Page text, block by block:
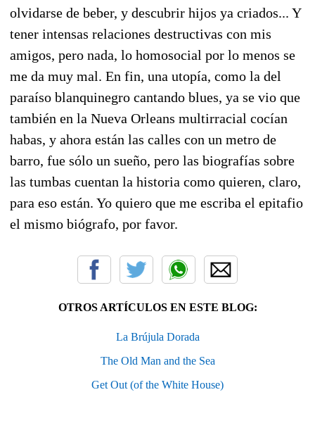
olvidarse de beber, y descubrir hijos ya criados... Y
tener intensas relaciones destructivas con mis
amigos, pero nada, lo homosocial por lo menos se
me da muy mal. En fin, una utopía, como la del
paraíso blanquinegro cantando blues, ya se vio que
también en la Nueva Orleans multirracial cocían
habas, y ahora están las calles con un metro de
barro, fue sólo un sueño, pero las biografías sobre
las tumbas cuentan la historia como quieren, claro,
para eso están. Yo quiero que me escriba el epitafio
el mismo biógrafo, por favor.
OTROS ARTÍCULOS EN ESTE BLOG:
La Brújula Dorada
The Old Man and the Sea
Get Out (of the White House)